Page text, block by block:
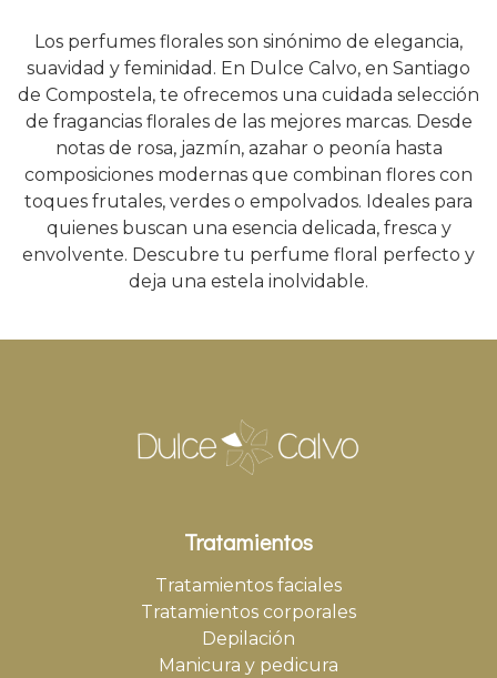
Los perfumes florales son sinónimo de elegancia,
suavidad y feminidad. En Dulce Calvo, en Santiago
de Compostela, te ofrecemos una cuidada selección
de fragancias florales de las mejores marcas. Desde
notas de rosa, jazmín, azahar o peonía hasta
composiciones modernas que combinan flores con
toques frutales, verdes o empolvados. Ideales para
quienes buscan una esencia delicada, fresca y
envolvente. Descubre tu perfume floral perfecto y
deja una estela inolvidable.
Tratamientos
Tratamientos faciales
Tratamientos corporales
Depilación
Manicura y pedicura